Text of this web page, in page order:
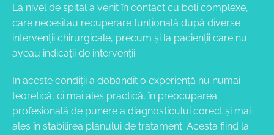
La nivel de spital a venit în contact cu boli complexe,
care necesitau recuperare funţională după diverse
intervenţii chirurgicale, precum şi la pacienţii care nu
aveau indicaţii de intervenţii.
In aceste condiţii a dobândit o experienţă nu numai
teoretică, ci mai ales practică, în preocuparea
profesională de punere a diagnosticului corect şi mai
ales în stabilirea planului de tratament. Acesta fiind la